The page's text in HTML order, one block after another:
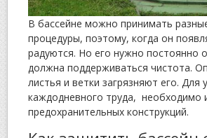
В бассейне можно принимать
процедуры, поэтому, когда он
радуются. Но его нужно постоянно
должна поддерживаться чистота.
листья и ветки загрязняют его. Для
каждодневного труда, необходимо
предохранительных конструкций.